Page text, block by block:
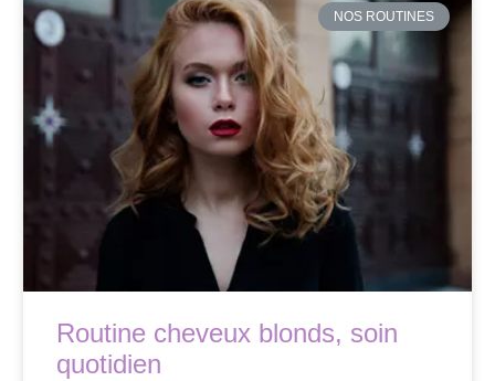
Routine cheveux blonds, soin
quotidien
NOS ROUTINES